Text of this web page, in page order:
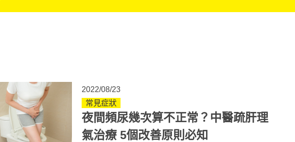
2022/08/23
常見症狀
夜間頻尿幾次算不正常？中醫疏肝理
氣治療 5個改善原則必知